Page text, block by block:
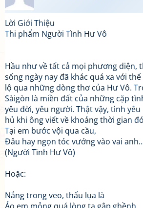
Lời Giới Thiệu
Thi phẩm Người Tình Hư Vô
Hầu như về tất cả mọi phương diện,
sống ngày nay đã khác quá xa với
lộ qua những dòng thơ của Hư Vô.
Sàigòn là miền đất của những cặp
yêu đời, yêu người. Thật vậy, tình
hủ khi ông viết về khoảng thời gian
Tại em bước vội qua cầu,
Đâu hay ngọn tóc vướng vào vai
(Người Tình Hư Vô)
Hoặc:
Nắng trong veo, thấu lụa là